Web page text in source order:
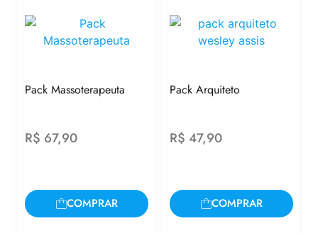
Pack Massoterapeuta
R$ 67,90
COMPRAR
Pack Arquiteto
R$ 47,90
COMPRAR